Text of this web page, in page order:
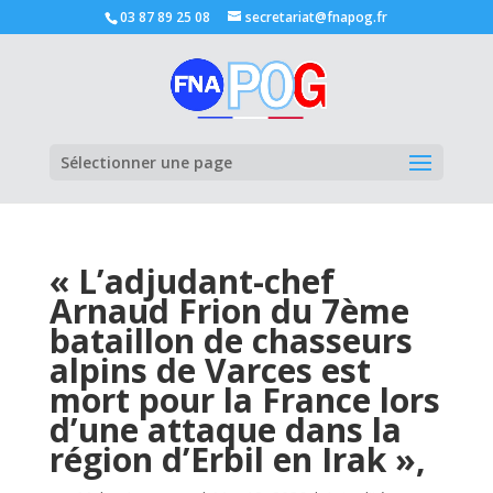
03 87 89 25 08 secretariat@fnapog.fr
Sélectionner une page
« L’adjudant-chef
Arnaud Frion du 7ème
bataillon de chasseurs
alpins de Varces est
mort pour la France lors
d’une attaque dans la
région d’Erbil en Irak »,